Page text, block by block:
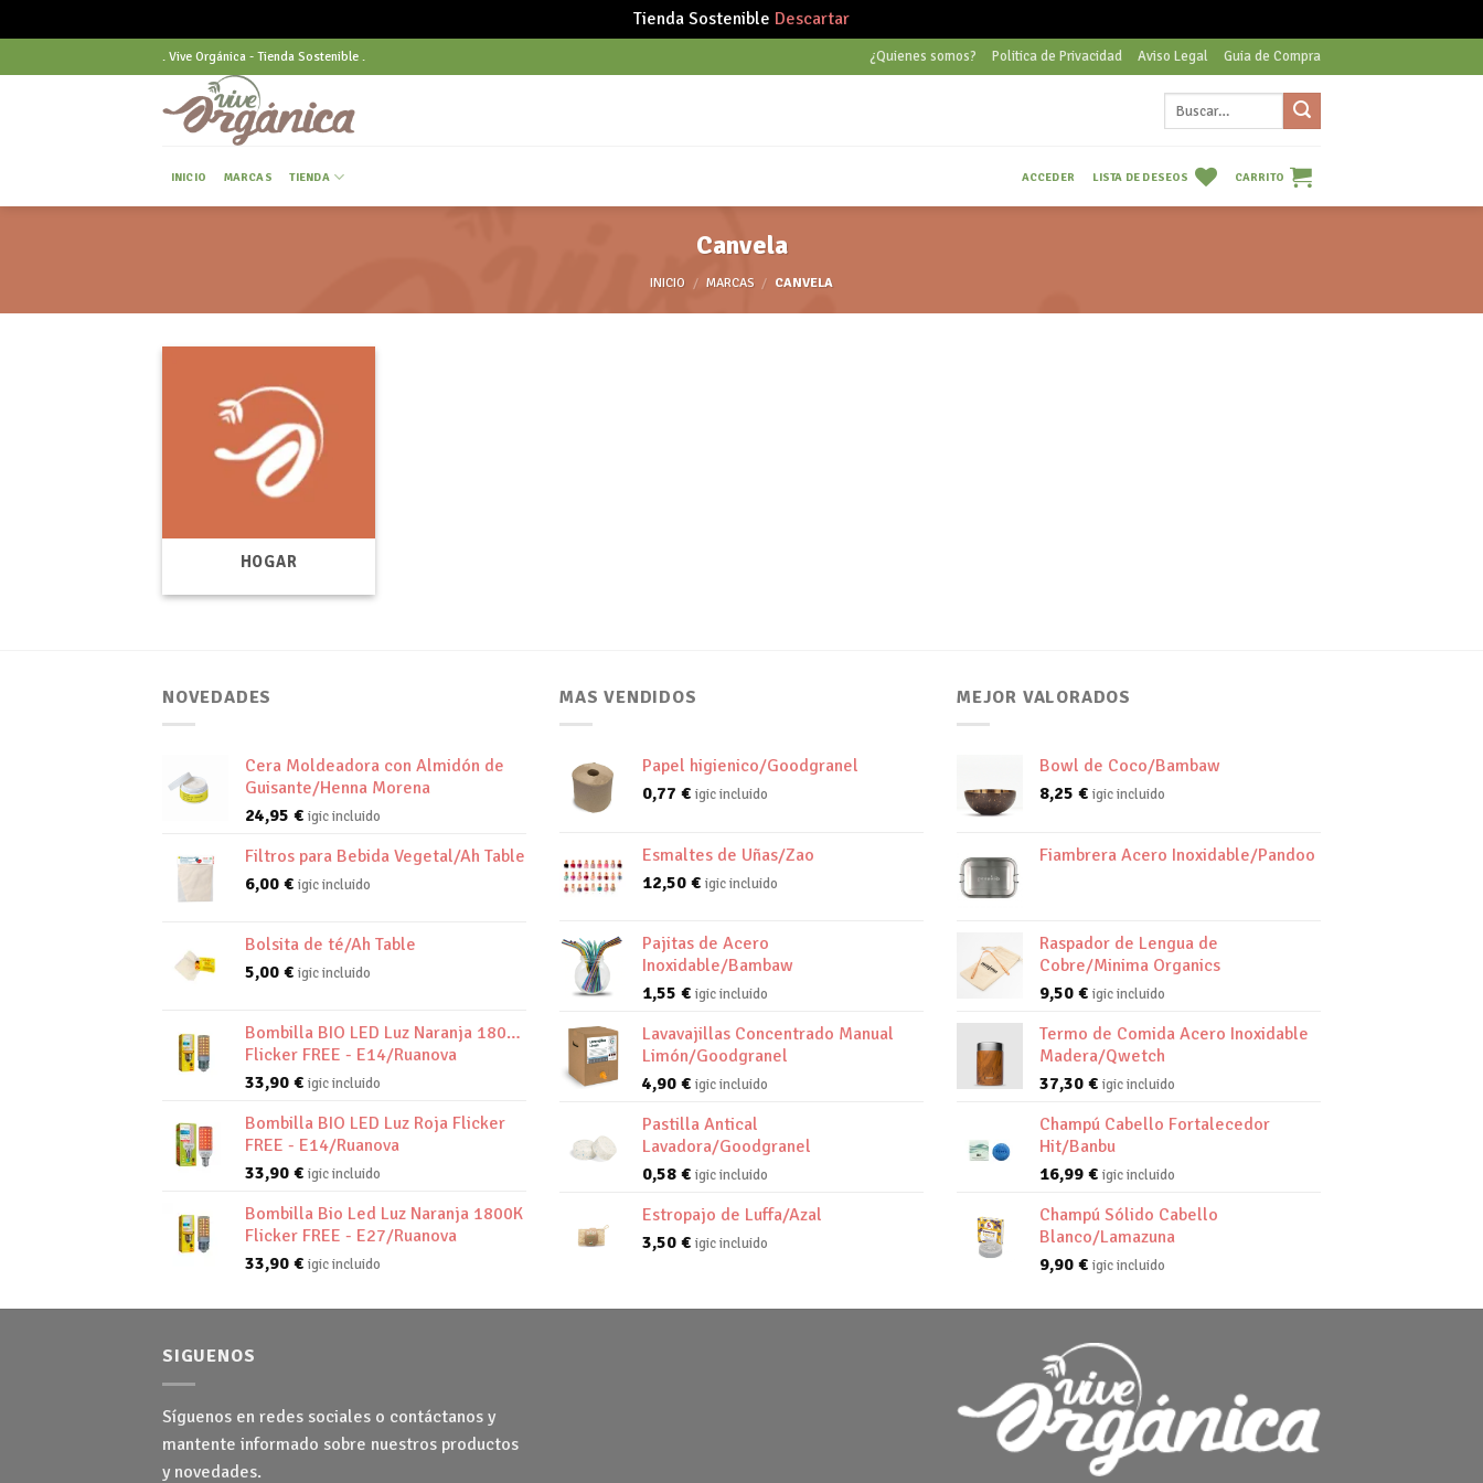
Tienda Sostenible Descartar
to
. Vive Orgánica - Tienda Sostenible . ¿Quienes somos? Politica de Privacidad Aviso Legal Guia de Compra
INICIO MARCAS TIENDA ACCEDER LISTA DE DESEOS CARRITO
Canvela
INICIO / MARCAS / CANVELA
HOGAR
NOVEDADES
Cera Moldeadora con Almidón de
Guisante/Henna Morena
24,95 € igic incluido
Filtros para Bebida Vegetal/Ah Table
6,00 € igic incluido
Bolsita de té/Ah Table
5,00 € igic incluido
Bombilla BIO LED Luz Naranja 1800K
Flicker FREE - E14/Ruanova
33,90 € igic incluido
Bombilla BIO LED Luz Roja Flicker
FREE - E14/Ruanova
33,90 € igic incluido
Bombilla Bio Led Luz Naranja 1800K
Flicker FREE - E27/Ruanova
33,90 € igic incluido
MAS VENDIDOS
Papel higienico/Goodgranel
0,77 € igic incluido
Esmaltes de Uñas/Zao
12,50 € igic incluido
Pajitas de Acero
Inoxidable/Bambaw
1,55 € igic incluido
Lavavajillas Concentrado Manual
Limón/Goodgranel
4,90 € igic incluido
Pastilla Antical
Lavadora/Goodgranel
0,58 € igic incluido
Estropajo de Luffa/Azal
3,50 € igic incluido
MEJOR VALORADOS
Bowl de Coco/Bambaw
8,25 € igic incluido
Fiambrera Acero Inoxidable/Pandoo
Raspador de Lengua de
Cobre/Minima Organics
9,50 € igic incluido
Termo de Comida Acero Inoxidable
Madera/Qwetch
37,30 € igic incluido
Champú Cabello Fortalecedor
Hit/Banbu
16,99 € igic incluido
Champú Sólido Cabello
Blanco/Lamazuna
9,90 € igic incluido
SIGUENOS
Síguenos en redes sociales o contáctanos y
mantente informado sobre nuestros productos
y novedades.